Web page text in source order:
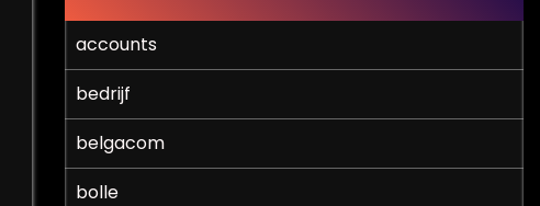
accounts
bedrijf
belgacom
bolle